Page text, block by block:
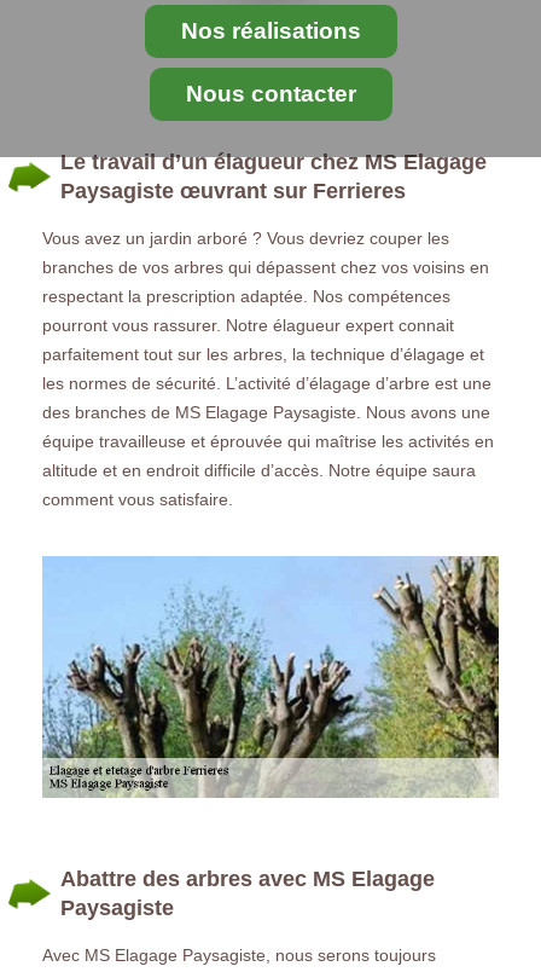
Nos réalisations
Nous contacter
Le travail d’un élagueur chez MS Elagage
Paysagiste œuvrant sur Ferrieres
Vous avez un jardin arboré ? Vous devriez couper les
branches de vos arbres qui dépassent chez vos voisins en
respectant la prescription adaptée. Nos compétences
pourront vous rassurer. Notre élagueur expert connait
parfaitement tout sur les arbres, la technique d’élagage et
les normes de sécurité. L’activité d’élagage d’arbre est une
des branches de MS Elagage Paysagiste. Nous avons une
équipe travailleuse et éprouvée qui maîtrise les activités en
altitude et en endroit difficile d’accès. Notre équipe saura
comment vous satisfaire.
Abattre des arbres avec MS Elagage
Paysagiste
Avec MS Elagage Paysagiste, nous serons toujours